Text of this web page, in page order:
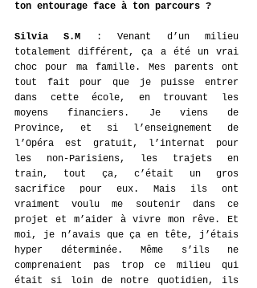
ton entourage face à ton parcours ?
Silvia S.M : Venant d’un milieu
totalement différent, ça a été un vrai
choc pour ma famille. Mes parents ont
tout fait pour que je puisse entrer
dans cette école, en trouvant les
moyens financiers. Je viens de
Province, et si l’enseignement de
l’Opéra est gratuit, l’internat pour
les non-Parisiens, les trajets en
train, tout ça, c’était un gros
sacrifice pour eux. Mais ils ont
vraiment voulu me soutenir dans ce
projet et m’aider à vivre mon rêve. Et
moi, je n’avais que ça en tête, j’étais
hyper déterminée. Même s’ils ne
comprenaient pas trop ce milieu qui
était si loin de notre quotidien, ils